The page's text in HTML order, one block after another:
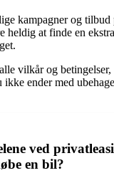
kampagner og tilbud
at finde en
vilkår og
ikke ender med
ved
en bil?